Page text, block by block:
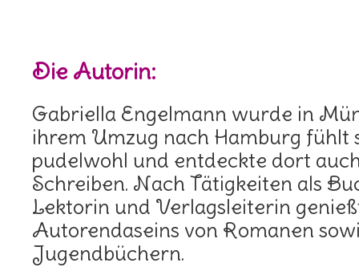
Die Autorin:
Gabriella Engelmann wurde in
ihrem Umzug nach Hamburg fühlt
pudelwohl und entdeckte dort
Schreiben. Nach Tätigkeiten als
Lektorin und Verlagsleiterin
Autorendaseins von Romanen
Jugendbüchern.